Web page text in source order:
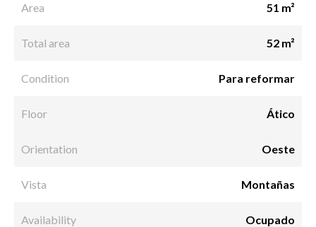
Area 51 m²
Total area 52 m²
Condition Para reformar
Floor Ático
Orientation Oeste
Vista Montañas
Availability Ocupado